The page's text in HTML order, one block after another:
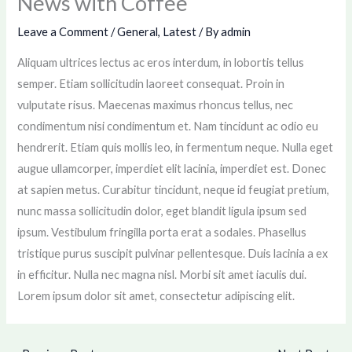
Leave a Comment /General, Latest/ Byadmin
Aliquam ultrices lectus ac eros interdum, in lobortis tellus
semper. Etiam sollicitudin laoreet consequat. Proin in
vulputate risus. Maecenas maximus rhoncus tellus, nec
condimentum nisi condimentum et. Nam tincidunt ac odio eu
hendrerit. Etiam quis mollis leo, in fermentum neque. Nulla eget
augue ullamcorper, imperdiet elit lacinia, imperdiet est. Donec
at sapien metus. Curabitur tincidunt, neque id feugiat pretium,
nunc massa sollicitudin dolor, eget blandit ligula ipsum sed
ipsum. Vestibulum fringilla porta erat a sodales. Phasellus
tristique purus suscipit pulvinar pellentesque. Duis lacinia a ex
in efficitur. Nulla nec magna nisl. Morbi sit amet iaculis dui.
Lorem ipsum dolor sit amet, consectetur adipiscing elit.